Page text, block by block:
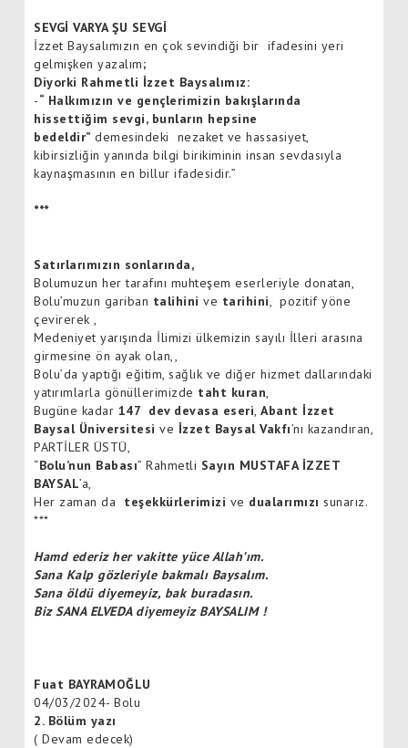
SEVGİ VARYA ŞU SEVGİ
İzzet Baysalımızın en çok sevindiği bir ifadesini yeri
gelmişken yazalım;
Diyorki Rahmetli İzzet Baysalımız:
-“ Halkımızın ve gençlerimizin bakışlarında
hissettiğim sevgi, bunların hepsine
bedeldir” demesindeki nezaket ve hassasiyet,
kibirsizliğin yanında bilgi birikiminin insan sevdasıyla
kaynaşmasının en billur ifadesidir.”
***
Satırlarımızın sonlarında,
Bolumuzun her tarafını muhteşem eserleriyle donatan,
Bolu’muzun gariban talihini ve tarihini , pozitif yöne
çevirerek ,
Medeniyet yarışında İlimizi ülkemizin sayılı İlleri arasına
girmesine ön ayak olan,,
Bolu’da yaptığı eğitim, sağlık ve diğer hizmet dallarındaki
yatırımlarla gönüllerimizde taht kuran
Bugüne kadar 147 dev devasa eseri Abant İzzet
Baysal Üniversitesi ve İzzet Baysal Vakfı’nı kazandıran,
PARTİLER ÜSTÜ,
“Bolu’nun Babası” Rahmetli Sayın MUSTAFA İZZET
BAYSAL’a,
Her zaman da teşekkürlerimizi ve dualarımızı sunarız.
***
Hamd ederiz her vakitte yüce Allah’ım.
Sana Kalp gözleriyle bakmalı Baysalım.
Sana öldü diyemeyiz, bak buradasın.
Biz SANA ELVEDA diyemeyiz BAYSALIM !
Fuat BAYRAMOĞLU
04/03/2024- Bolu
2. Bölüm yazı
( Devam edecek)